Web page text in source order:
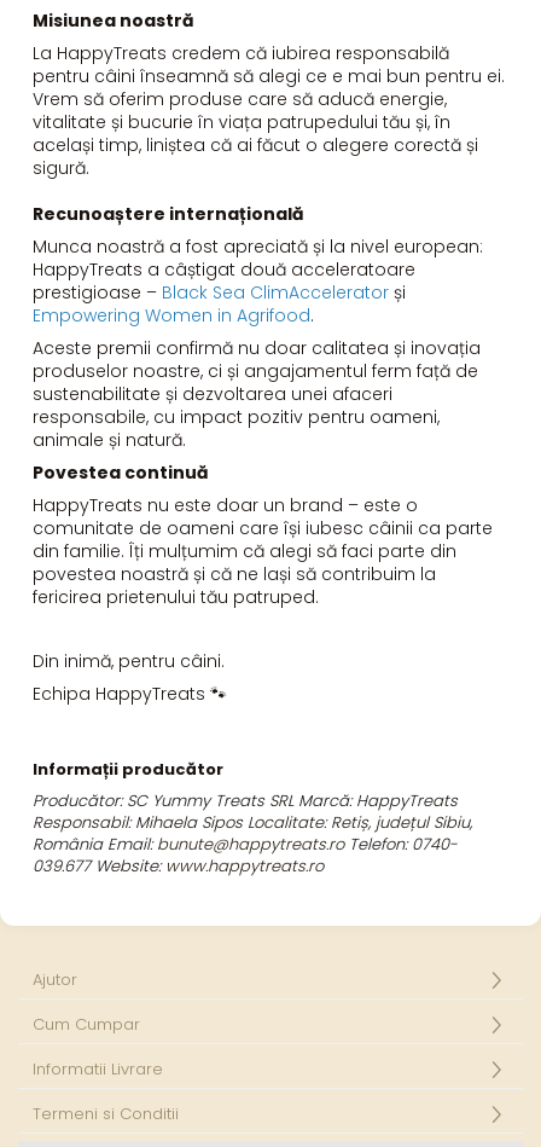
Misiunea noastră
La HappyTreats credem că iubirea responsabilă
pentru câini înseamnă să alegi ce e mai bun pentru ei.
Vrem să oferim produse care să aducă energie,
vitalitate și bucurie în viața patrupedului tău și, în
același timp, liniștea că ai făcut o alegere corectă și
sigură.
Recunoaștere internațională
Munca noastră a fost apreciată și la nivel european:
HappyTreats a câștigat două acceleratoare
prestigioase – Black Sea ClimAccelerator și
Empowering Women in Agrifood.
Aceste premii confirmă nu doar calitatea și inovația
produselor noastre, ci și angajamentul ferm față de
sustenabilitate și dezvoltarea unei afaceri
responsabile, cu impact pozitiv pentru oameni,
animale și natură.
Povestea continuă
HappyTreats nu este doar un brand – este o
comunitate de oameni care își iubesc câinii ca parte
din familie. Îți mulțumim că alegi să faci parte din
povestea noastră și că ne lași să contribuim la
fericirea prietenului tău patruped.
Din inimă, pentru câini.
Echipa HappyTreats 🐾
Informații producător
Producător: SC Yummy Treats SRL Marcă: HappyTreats
Responsabil: Mihaela Sipos Localitate: Retiș, județul Sibiu,
România Email:bunute@happytreats.ro Telefon: 0740-
039.677 Website: www.happytreats.ro
Ajutor
Cum Cumpar
Informatii Livrare
Termeni si Conditii